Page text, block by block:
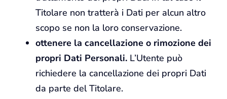
Titolare non tratterà i Dati per alcun altro
scopo se non la loro conservazione.
ottenere la cancellazione o rimozione dei
propri Dati Personali. L’Utente può
richiedere la cancellazione dei propri Dati
da parte del Titolare.